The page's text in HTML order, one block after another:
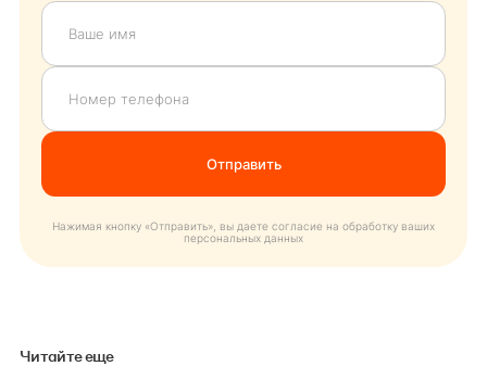
Нажимая кнопку «Отправить», вы даете согласие на обработку ваших
персональных данных
Читайте еще